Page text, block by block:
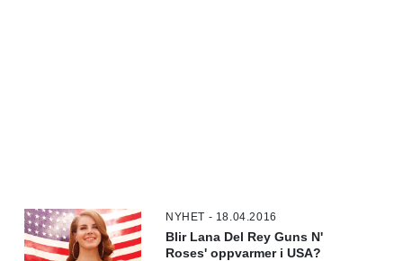
NYHET - 18.04.2016
Blir Lana Del Rey Guns N'
Roses' oppvarmer i USA?